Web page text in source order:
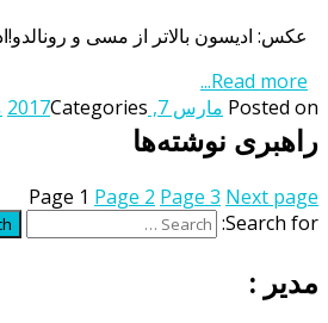
عکس: ادیسون بالاتر از مسی و رونالدو!ادیسون کاوانی ستاره پاری سن ژرمن
Read more...
Posted on مارس 7, 2017 Categories
راهبری نوشته‌ها
Page 1 Page 2 Page 3 Next page
Search for:
مدیر :